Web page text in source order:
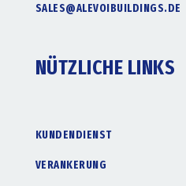
SALES@ALEVOIBUILDINGS.DE
NÜTZLICHE LINKS
KUNDENDIENST
VERANKERUNG